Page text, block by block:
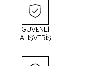
GÜVENLİ
ALIŞVERİŞ